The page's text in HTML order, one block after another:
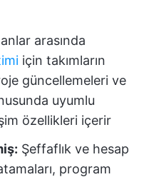
arasında
için takımların
güncellemeleri ve
uyumlu
özellikleri içerir
Şeffaflık ve hesap
program